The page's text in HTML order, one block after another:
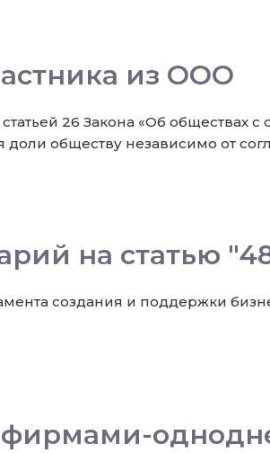
из ООО
статьей 26 Закона «Об
обществу независимо от
на статью
создания и поддержки
фирмами-